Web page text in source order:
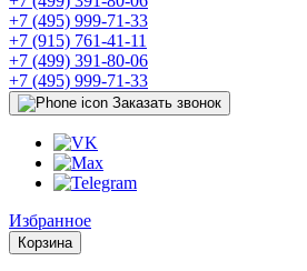
+7 (495) 999-71-33
+7 (915) 761-41-11
+7 (499) 391-80-06
+7 (495) 999-71-33
Заказать звонок
Избранное
Корзина